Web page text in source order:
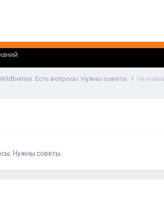
Есть вопросы. Нужны советы. На
Нужны советы.